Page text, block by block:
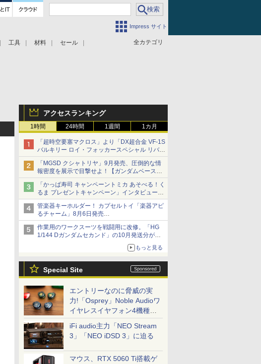
Impress サイト
全カテゴリ
工具 材料 セール
アクセスランキング
1時間 24時間 1週間 1カ月
「超時空要塞マクロス」より「DX超合金 VF-1S
バルキリー ロイ・フォッカースペシャル リバイ
バルVer.」本日発売！
「MGSD クシャトリヤ」9月発売、圧倒的な情
報密度を展示で目撃せよ！【ガンダムベース撮
り下ろし】
「かっぱ寿司 キャンペーントミカ あそべる！く
るま プレゼントキャンペーン」インタビュー
子どもが楽しめるかっぱ寿司ならではの体験と
コラボの楽しさを追求
管楽器キーホルダー！ カプセルトイ「楽器アピ
るチャーム」8月6日発売
チューバ、テナサクなど5種各3色
作業用のワークスーツを戦闘用に改修。「HG
1/144 Dガンダムセカンド」の10月発送分が予
約受付中【ガンダムベース撮り下ろし】
もっと見る
Special Site
エントリーなのに脅威の実
力!「Osprey」Noble Audioワ
イヤレスイヤフォン4機種を
一気に聴く
iFi audio主力「NEO Stream
3」「NEO iDSD 3」に迫る
マウス、RTX 5060 Ti搭載ゲ